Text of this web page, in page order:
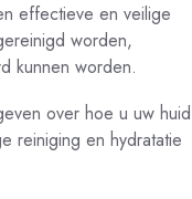
effectieve en veilige
worden,
kunnen worden.
over hoe u uw huid
reiniging en hydratatie